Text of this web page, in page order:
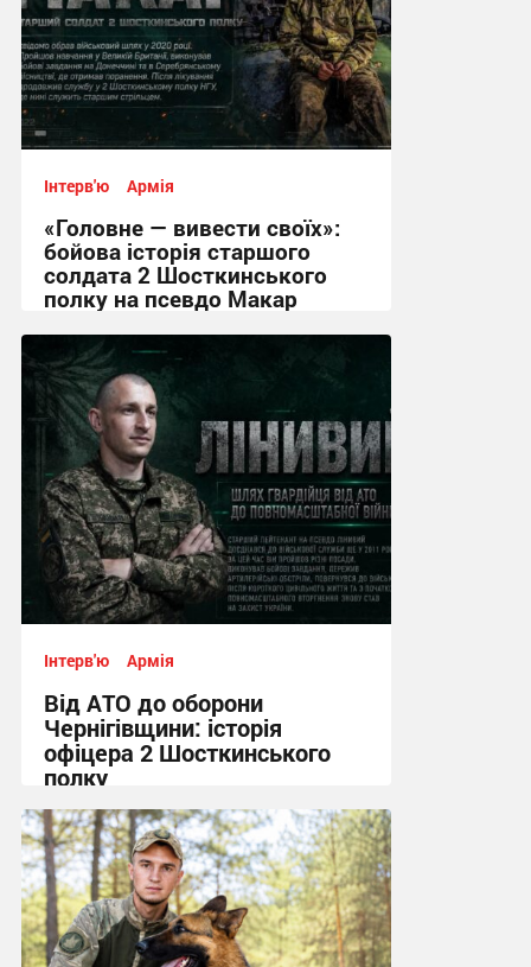
Інтерв'ю Армія
«Головне — вивести своїх»:
бойова історія старшого
солдата 2 Шосткинського
полку на псевдо Макар
12:08, 3.08.2026
Інтерв'ю Армія
Від АТО до оборони
Чернігівщини: історія
офіцера 2 Шосткинського
полку
13:21, 7.07.2026